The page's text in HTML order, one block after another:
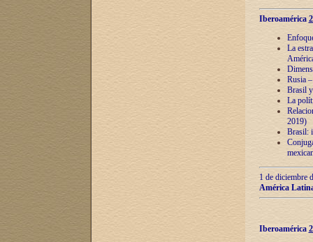
Iberoamérica
La
Rusia
Brasil
La
2019)
Brasil:
1 de diciembre
América
Iberoamérica